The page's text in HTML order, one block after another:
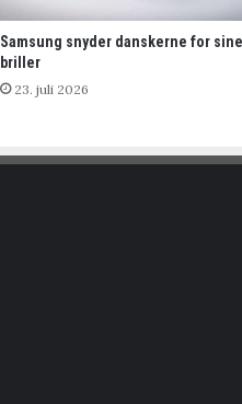
Samsung snyder danskerne for
briller
23. juli 2026